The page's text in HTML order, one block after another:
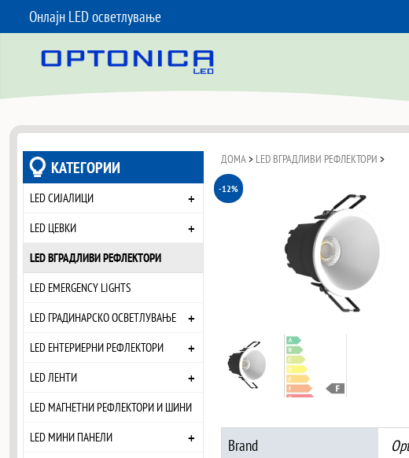
Онлајн LED осветлување
КАТЕГОРИИ
LED СИЈАЛИЦИ +
LED ЦЕВКИ +
LED ВГРАДЛИВИ РЕФЛЕКТОРИ
LED EMERGENCY LIGHTS
LED ГРАДИНАРСКО ОСВЕТЛУВАЊЕ
+
LED ЕНТЕРИЕРНИ РЕФЛЕКТОРИ +
LED ЛЕНТИ +
LED МАГНЕТНИ РЕФЛЕКТОРИ И ШИНИ
LED МИНИ ПАНЕЛИ
+
ДОМА > LED ВГРАДЛИВИ РЕФЛЕКТОРИ >
-12%
Brand